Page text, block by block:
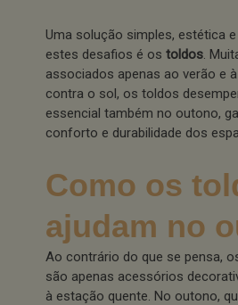
Uma solução simples, estética
estes desafios é os toldos.
associados apenas ao verão e
contra o sol, os toldos
essencial também no outono,
conforto e durabilidade dos
Como os
ajudam no
Ao contrário do que se pensa,
são apenas acessórios
à estação quente. No outono,